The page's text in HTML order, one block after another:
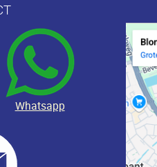
Whatsapp